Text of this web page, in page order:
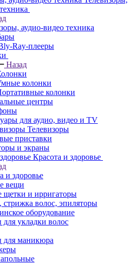
аудио-видео техника
Ray-плееры
Назад
колонки
колонки
центры
для аудио, видео и TV
Телевизоры
приставки
и экраны
Красота и здоровье
и здоровье
вещи
щетки и ирригаторы
стрижка волос, эпиляторы
оборудование
для укладки волос
для маникюра